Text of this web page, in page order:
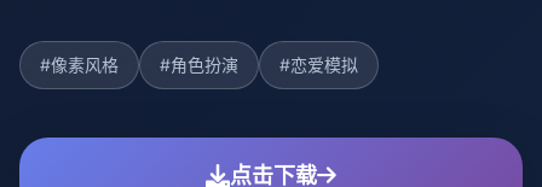
#像素风格 #角色扮演 #恋爱模拟
点击下载